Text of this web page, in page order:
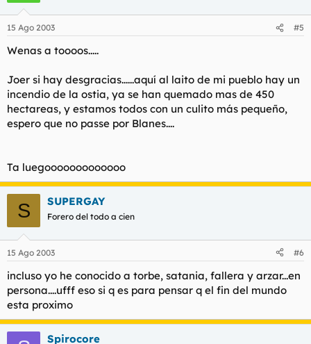
15 Ago 2003 #5
Wenas a toooos.....
Joer si hay desgracias......aquí al laito de mi pueblo hay un
incendio de la ostia, ya se han quemado mas de 450
hectareas, y estamos todos con un culito más pequeño,
espero que no passe por Blanes....
Ta luegooooooooooooo
S SUPERGAY
Forero del todo a cien
15 Ago 2003 #6
incluso yo he conocido a torbe, satania, fallera y arzar...en
persona....ufff eso si q es para pensar q el fin del mundo
esta proximo
Spirocore